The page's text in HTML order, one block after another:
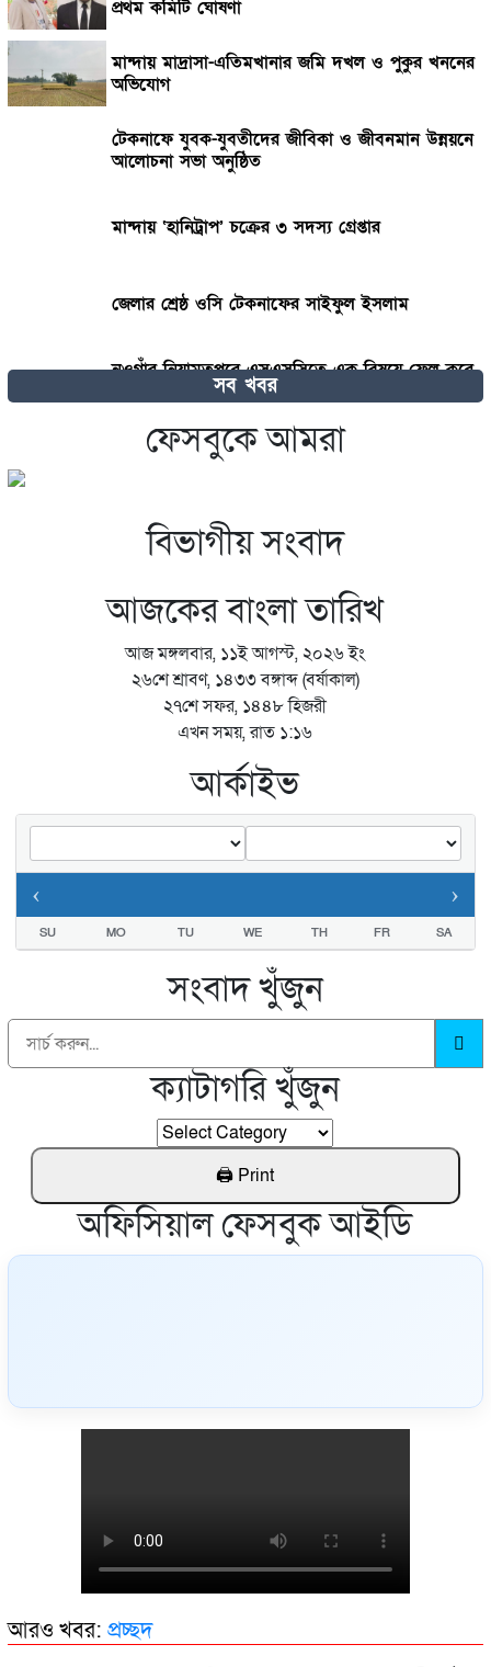
প্রথম কমিটি ঘোষণা
মান্দায় মাদ্রাসা-এতিমখানার জমি দখল ও পুকুর খননের
অভিযোগ
টেকনাফে যুবক-যুবতীদের জীবিকা ও জীবনমান উন্নয়নে
আলোচনা সভা অনুষ্ঠিত
মান্দায় ‘হানিট্রাপ’ চক্রের ৩ সদস্য গ্রেপ্তার
জেলার শ্রেষ্ঠ ওসি টেকনাফের সাইফুল ইসলাম
নওগাঁর নিয়ামতপুরে এসএসসিতে এক বিষয়ে ফেল করে
বিষপানে শিক্ষার্থীর আত্মহত্যার চেষ্টা
ঝিকরগাছায় মাদ্রাসা বোর্ডের শীর্ষে দারুল উলুম কামিল
মাদ্রাসা, পাসের হার ৯৭.৫%
সব খবর
ফেসবুকে আমরা
বিভাগীয় সংবাদ
আজকের বাংলা তারিখ
আজ মঙ্গলবার, ১১ই আগস্ট, ২০২৬ ইং
২৬শে শ্রাবণ, ১৪৩৩ বঙ্গাব্দ (বর্ষাকাল)
২৭শে সফর, ১৪৪৮ হিজরী
এখন সময়, রাত ১:১৬
আর্কাইভ
‹ ›
SU MO TU WE TH FR SA
সংবাদ খুঁজুন
ক্যাটাগরি খুঁজুন
অফিসিয়াল ফেসবুক আইডি
আরও খবর: প্রচ্ছদ